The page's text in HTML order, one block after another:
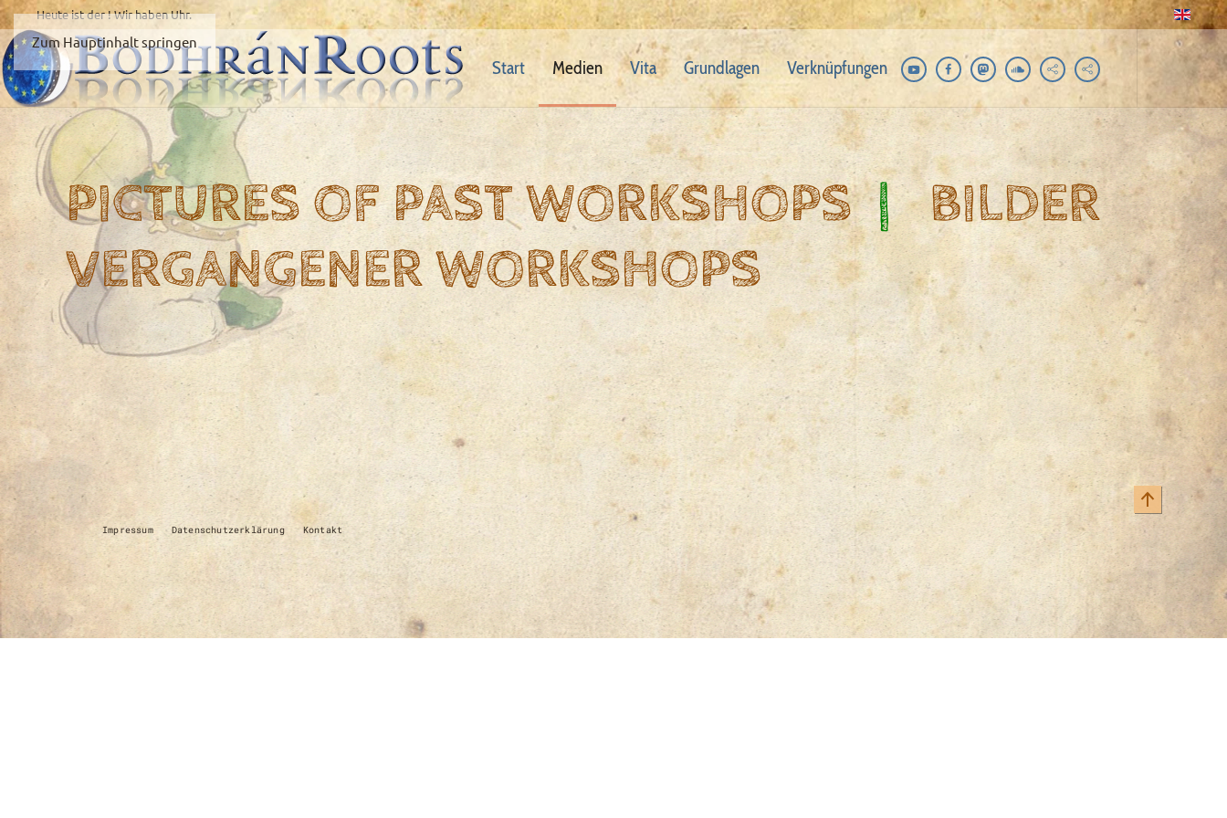
Zum Hauptinhalt springen
Heute ist der! Wir habenUhr.
Start Medien Vita Grundlagen Verknüpfungen
PICTURES OF PAST WORKSHOPS|BILDER
VERGANGENER WORKSHOPS
Impressum Datenschutzerklärung Kontakt